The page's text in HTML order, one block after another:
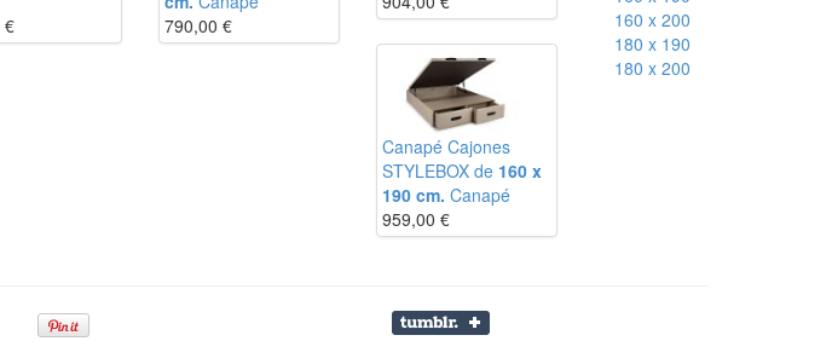
€
790,00 €
Canapé Cajones
STYLEBOX de 160 x
190 cm. Canapé
959,00 €
160 x 200
180 x 190
180 x 200